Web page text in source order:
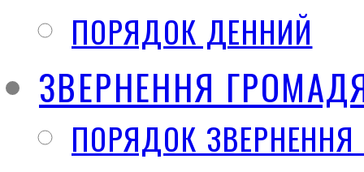
ПОРЯДОК ДЕННИЙ
ЗВЕРНЕННЯ
ПОРЯДОК